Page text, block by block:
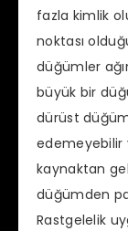
fazla kimlik
noktası
düğümler
büyük bir
dürüst
edemeyebilir
kaynaktan
düğümden
Rastgelelik